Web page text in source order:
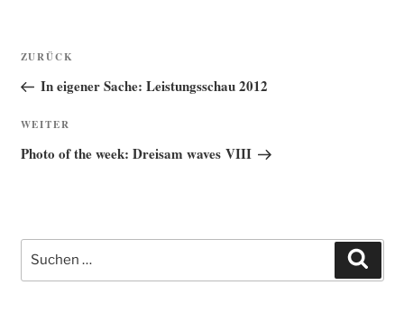
Beitragsnavigation
Vorheriger
Beitrag
ZURÜCK
In eigener Sache: Leistungsschau 2012
Nächster
Beitrag
WEITER
Photo of the week: Dreisam waves VIII
Suche
nach: